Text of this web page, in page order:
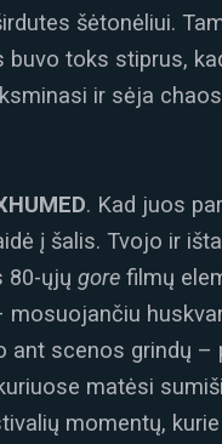
šėtonėliui.
buvo toks stiprus,
ir sėja
. Kad juos
į šalis. Tvojo ir
80-ųjų gore filmų
scenos grindų –
matėsi
momentų,